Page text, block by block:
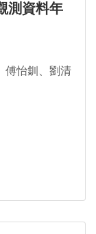
測資料年
傅怡釧、劉清